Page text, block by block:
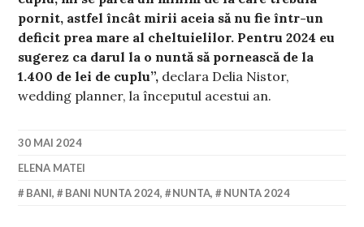
pornit, astfel încât mirii aceia să nu fie într-un
deficit prea mare al cheltuielilor. Pentru 2024 eu
sugerez ca darul la o nuntă să pornească de la
1.400 de lei de cuplu”, declara Delia Nistor,
wedding planner, la începutul acestui an.
30 MAI 2024
ELENA MATEI
BANI, BANI NUNTA 2024, NUNTA, NUNTA 2024